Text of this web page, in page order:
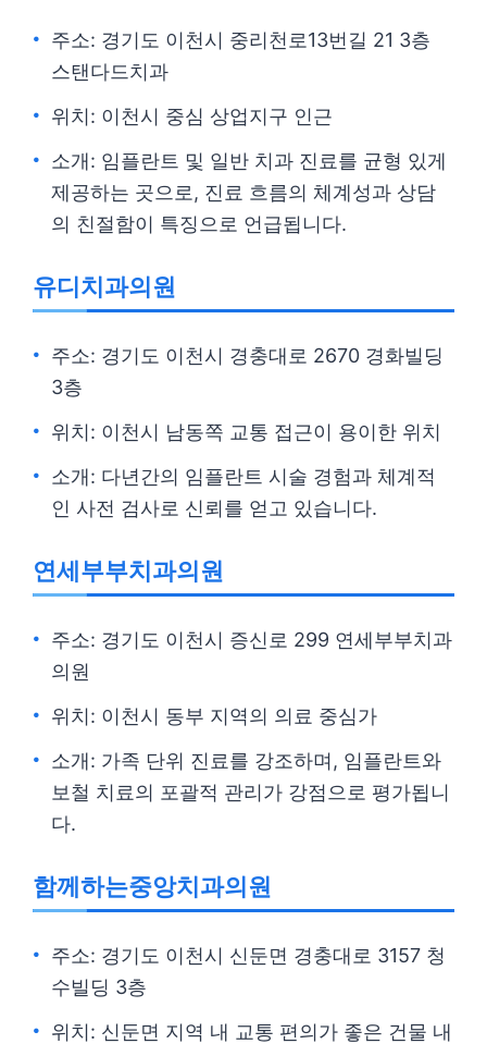
주소: 경기도 이천시 중리천로13번길 21 3층
스탠다드치과
위치: 이천시 중심 상업지구 인근
소개: 임플란트 및 일반 치과 진료를 균형 있게
제공하는 곳으로, 진료 흐름의 체계성과 상담
의 친절함이 특징으로 언급됩니다.
유디치과의원
주소: 경기도 이천시 경충대로 2670 경화빌딩
3층
위치: 이천시 남동쪽 교통 접근이 용이한 위치
소개: 다년간의 임플란트 시술 경험과 체계적
인 사전 검사로 신뢰를 얻고 있습니다.
연세부부치과의원
주소: 경기도 이천시 증신로 299 연세부부치과
의원
위치: 이천시 동부 지역의 의료 중심가
소개: 가족 단위 진료를 강조하며, 임플란트와
보철 치료의 포괄적 관리가 강점으로 평가됩니
다.
함께하는중앙치과의원
주소: 경기도 이천시 신둔면 경충대로 3157 청
수빌딩 3층
위치: 신둔면 지역 내 교통 편의가 좋은 건물 내